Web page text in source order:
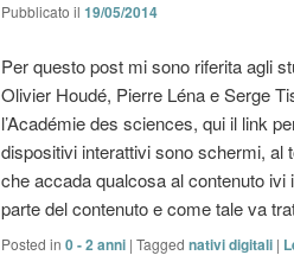
Pubblicato il 19/05/2014
Per questo post mi sono riferita agli
Olivier Houdé, Pierre Léna e Serge
l’Académie des sciences, qui il link
dispositivi interattivi sono schermi,
che accada qualcosa al contenuto ivi
parte del contenuto e come tale va
Posted in 0 - 2 anni | Tagged nativi digitali |